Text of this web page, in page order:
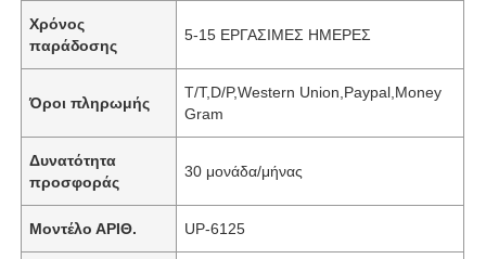
Χρόνος
παράδοσης
5-15 ΕΡΓΑΣΙΜΕΣ ΗΜΕΡΕΣ
Όροι πληρωμής
T/T,D/P,Western Union,Paypal,Money
Gram
Δυνατότητα
προσφοράς
30 μονάδα/μήνας
Μοντέλο ΑΡΙΘ. UP-6125